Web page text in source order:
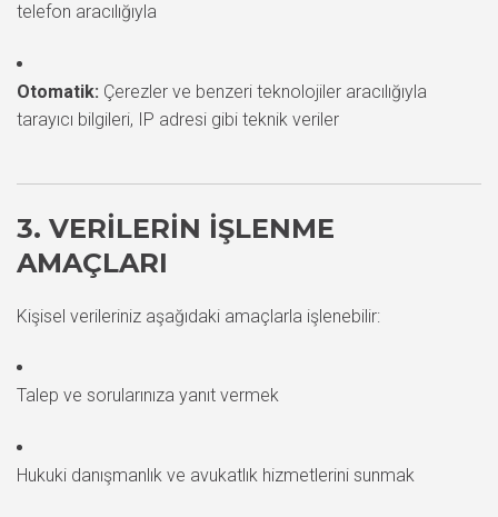
telefon aracılığıyla
Otomatik: Çerezler ve benzeri teknolojiler aracılığıyla
tarayıcı bilgileri, IP adresi gibi teknik veriler
3. VERILERIN İŞLENME
AMAÇLARI
Kişisel verileriniz aşağıdaki amaçlarla işlenebilir:
Talep ve sorularınıza yanıt vermek
Hukuki danışmanlık ve avukatlık hizmetlerini sunmak